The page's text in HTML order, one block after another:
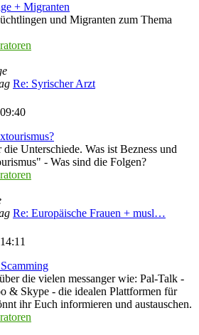
+ Migranten
und Migranten zum Thema
Re: Syrischer Arzt
Beitrag
Unterschiede. Was ist Bezness und
- Was sind die Folgen?
Re: Europäische Frauen + musl…
die vielen messanger wie: Pal-Talk -
& Skype - die idealen Plattformen für
ihr Euch informieren und austauschen.